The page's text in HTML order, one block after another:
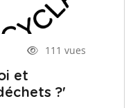
111 vues
et
?'